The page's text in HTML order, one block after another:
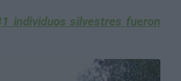
individuos silvestres fueron